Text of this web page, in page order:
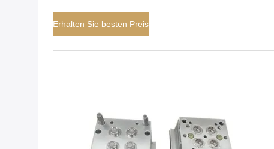
Erhalten Sie besten Preis